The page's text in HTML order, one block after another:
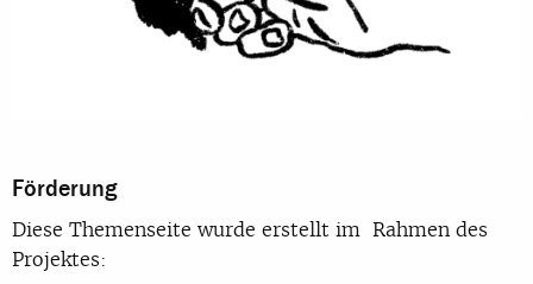
Förderung
Diese Themenseite wurde erstellt im Rahmen des
Projektes: